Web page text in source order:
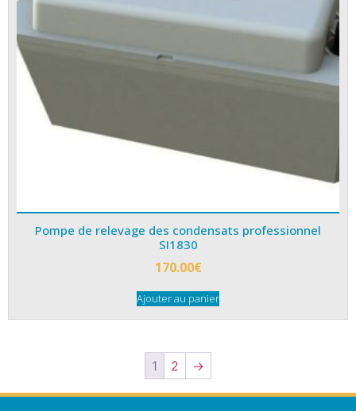
Pompe de relevage des condensats professionnel
SI1830
170.00€
Ajouter au panier
1 2 →